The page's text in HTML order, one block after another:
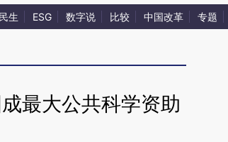
民生 ESG 数字说 比较 中国改革 专题
最大公共科学资助